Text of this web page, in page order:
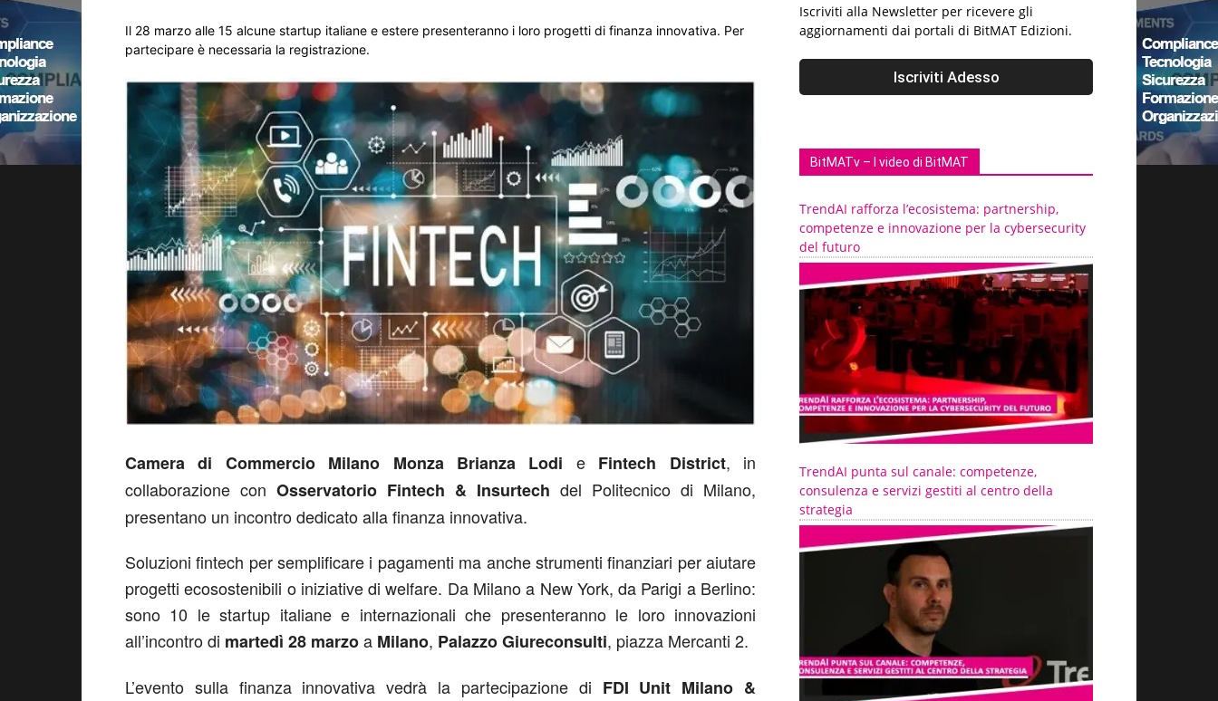
Il 28 marzo alle 15 alcune startup italiane e estere presenteranno i loro progetti di finanza innovativa. Per
partecipare è necessaria la registrazione.
Camera di Commercio Milano Monza Brianza Lodi e Fintech District, in
collaborazione con Osservatorio Fintech & Insurtech del Politecnico di Milano,
presentano un incontro dedicato alla finanza innovativa.
Soluzioni fintech per semplificare i pagamenti ma anche strumenti finanziari per aiutare
progetti ecosostenibili o iniziative di welfare. Da Milano a New York, da Parigi a Berlino:
sono 10 le startup italiane e internazionali che presenteranno le loro innovazioni
all’incontro di martedì 28 marzoa Milano, Palazzo Giureconsulti, piazza Mercanti 2.
L’evento sulla finanza innovativa vedrà la partecipazione di FDI Unit Milano &
Iscriviti alla Newsletter per ricevere gli
aggiornamenti dai portali di BitMAT Edizioni.
BitMATv – I video di BitMAT
TrendAI rafforza l’ecosistema: partnership,
competenze e innovazione per la cybersecurity
del futuro
TrendAI punta sul canale: competenze,
consulenza e servizi gestiti al centro della
strategia